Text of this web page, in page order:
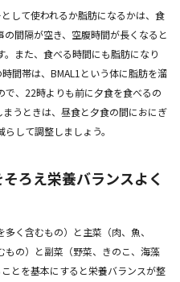
して使われるか脂肪になるかは、食
間隔が空き、空腹時間が長くなると
また、食べる時間にも脂肪になり
間帯は、BMAL1という体に脂肪を溜
で、22時よりも前に夕食を食べるの
うときは、昼食と夕食の間におにぎ
して調整しましょう。
ろえ栄養バランスよく
く含むもの）と主菜（肉、魚、
の）と副菜（野菜、きのこ、海藻
とを基本にすると栄養バランスが整